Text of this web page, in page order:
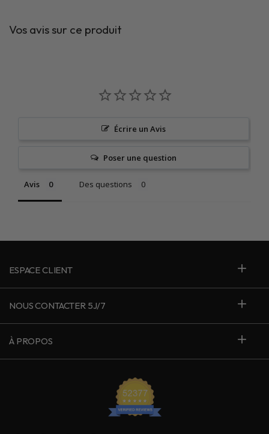
Vos avis sur ce produit
Écrire un Avis
Poser une question
Avis Des questions
ESPACE CLIENT
NOUS CONTACTER 5J/7
À PROPOS